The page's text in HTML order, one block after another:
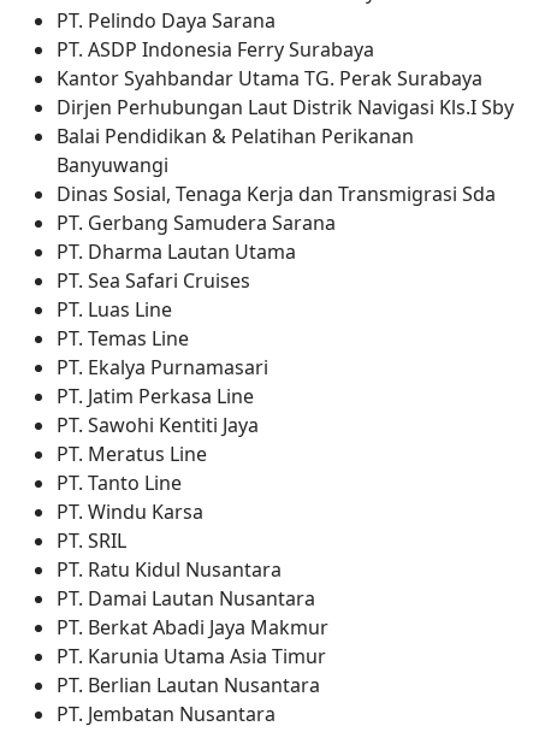
PT. Pelindo Daya Sarana
PT. ASDP Indonesia Ferry Surabaya
Kantor Syahbandar Utama TG. Perak Surabaya
Dirjen Perhubungan Laut Distrik Navigasi Kls.I Sby
Balai Pendidikan & Pelatihan Perikanan
Banyuwangi
Dinas Sosial, Tenaga Kerja dan Transmigrasi Sda
PT. Gerbang Samudera Sarana
PT. Dharma Lautan Utama
PT. Sea Safari Cruises
PT. Luas Line
PT. Temas Line
PT. Ekalya Purnamasari
PT. Jatim Perkasa Line
PT. Sawohi Kentiti Jaya
PT. Meratus Line
PT. Tanto Line
PT. Windu Karsa
PT. SRIL
PT. Ratu Kidul Nusantara
PT. Damai Lautan Nusantara
PT. Berkat Abadi Jaya Makmur
PT. Karunia Utama Asia Timur
PT. Berlian Lautan Nusantara
PT. Jembatan Nusantara